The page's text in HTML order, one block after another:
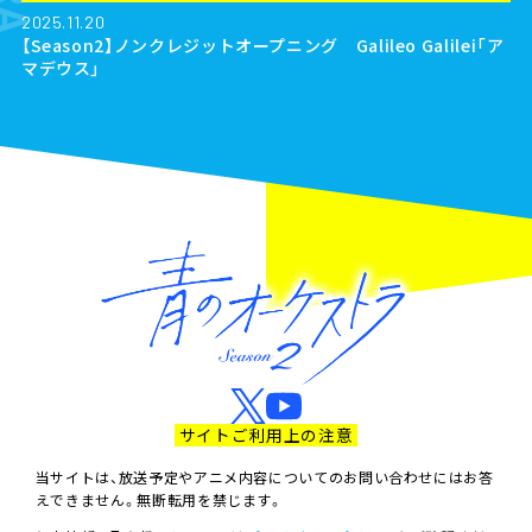
2025.11.20
【Season2】ノンクレジットオープニング Galileo Galilei「ア
マデウス」
サイトご利用上の注意
当サイトは、放送予定やアニメ内容についてのお問い合わせにはお答
えできません。無断転用を禁じます。